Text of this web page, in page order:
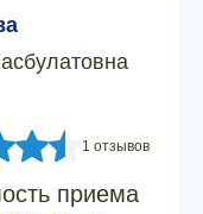
1 отзывов
приема